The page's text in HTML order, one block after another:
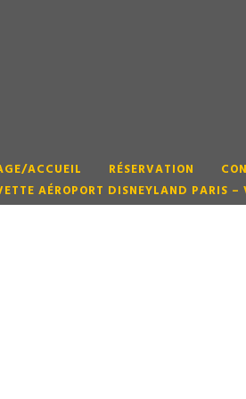
ACCUEIL RÉSERVATION
AÉROPORT DISNEYLAND PARIS –